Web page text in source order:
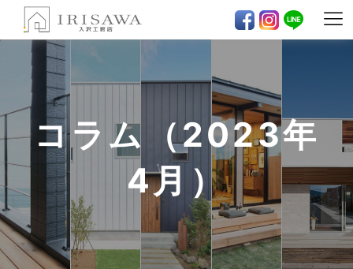
コラム（2023年
4月）